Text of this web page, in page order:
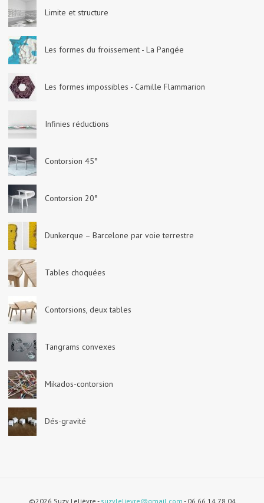
Limite et structure
Les formes du froissement - La Pangée
Les formes impossibles - Camille Flammarion
Infinies réductions
Contorsion 45°
Contorsion 20°
Dunkerque – Barcelone par voie terrestre
Tables choquées
Contorsions, deux tables
Tangrams convexes
Mikados-contorsion
Dés-gravité
©2026 Suzy Lelièvre - suzylelievre@gmail.com - 06 66 14 78 04